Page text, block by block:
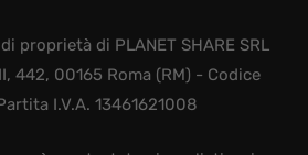
proprietà di PLANET SHARE SRL
442, 00165 Roma (RM) - Codice
I.V.A. 13461621008